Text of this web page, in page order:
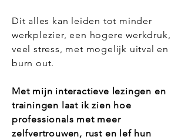
Dit alles kan leiden tot minder
werkplezier, een hogere werkdruk,
veel stress, met mogelijk uitval en
burn out.
Met mijn interactieve lezingen en
trainingen laat ik zien hoe
professionals met meer
zelfvertrouwen, rust en lef hun